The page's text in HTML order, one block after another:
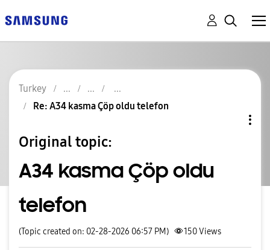
Turkey
Re: A34 kasma Çöp oldu telefon
Original topic:
A34 kasma Çöp oldu
telefon
(Topic created on: 02-28-2026 06:57 PM) 150Views